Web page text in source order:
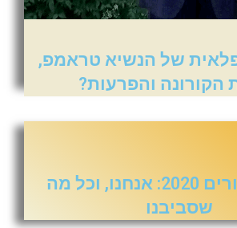
של הנשיא טראמפ,
הקורונה והפרעות?
מעיין הנעורים 2020: אנחנו, וכל מה
שסביבנו